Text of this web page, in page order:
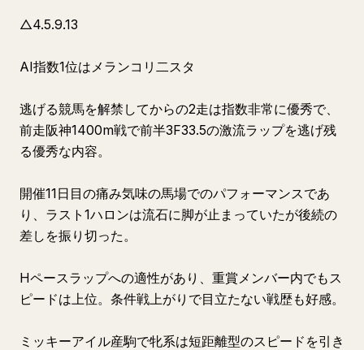
△4.5.9.13
AI指数1位はメランコリ二スタ
逃げる競馬を解禁してからの2走は指数非常に優秀で、
前走阪神1400m戦で前半3F33.5の激流ラップを逃げ残
る優秀な内容。
開催11日目の痛み気味の馬場でのパフォーマンスであ
り、ラスト1ハロンは流石に脚が止まっていたが後続の
差しを振り切った。
Hペースラップへの適性があり、重賞メンバー内でもス
ピードは上位。条件戦上がりで目立たない戦歴も好感。
ミッキーアイル産駒で牝系は短距離型のスピードを引き